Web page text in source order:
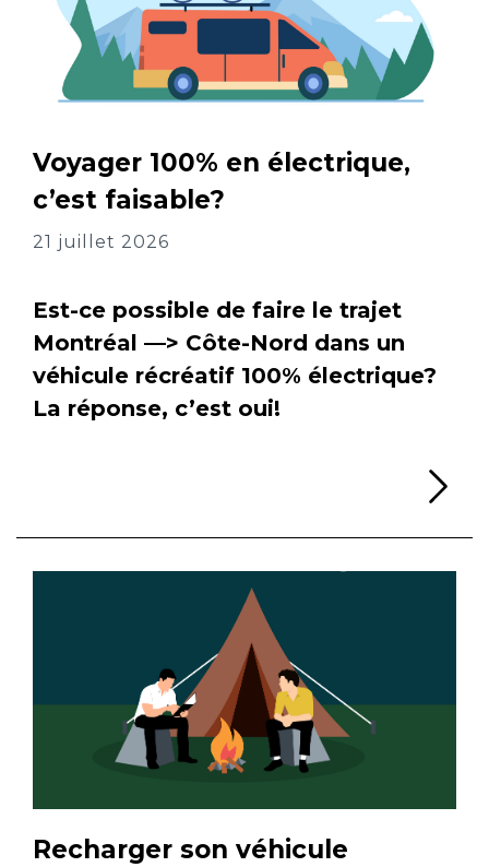
Voyager 100% en électrique,
c’est faisable?
21 juillet 2026
Est-ce possible de faire le trajet
Montréal —> Côte-Nord dans un
véhicule récréatif 100% électrique?
La réponse, c’est oui!
Recharger son véhicule